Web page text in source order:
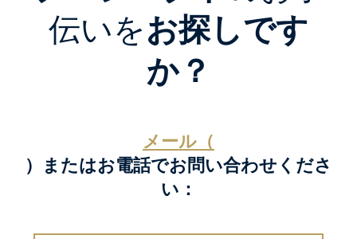
伝いをお探しです
か？
メール（
）またはお電話でお問い合わせくださ
い：